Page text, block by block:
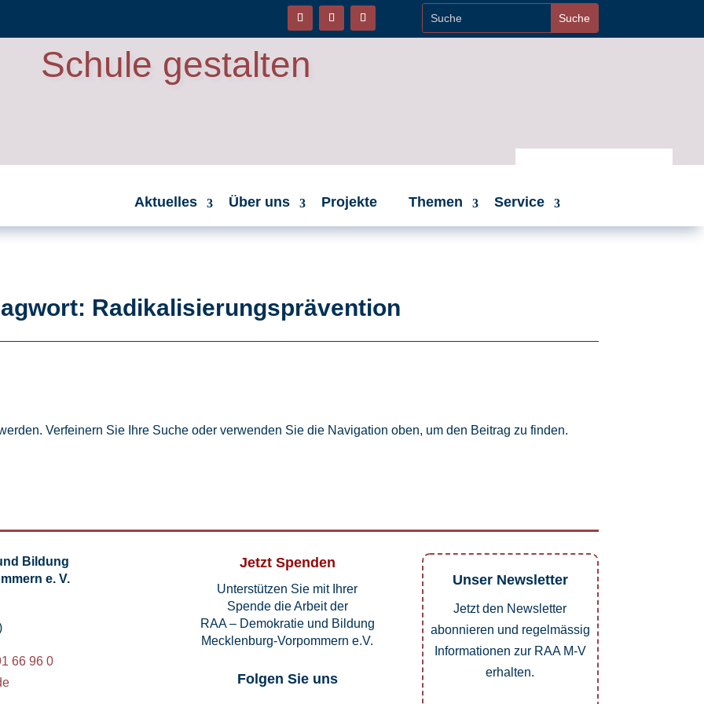
Schule gestalten
Aktuelles Über uns Projekte Themen Service
Radikalisierungsprävention
Verfeinern Sie Ihre Suche oder verwenden Sie die Navigation oben, um den Beitrag zu finden.
Bildung
e. V.
66 96 0
Jetzt Spenden
Unterstützen Sie mit Ihrer
Spende die Arbeit der
RAA – Demokratie und Bildung
Mecklenburg-Vorpommern e.V.
Folgen Sie uns
Unser Newsletter
Jetzt den Newsletter
abonnieren und regelmässig
Informationen zur RAA M-V
erhalten.